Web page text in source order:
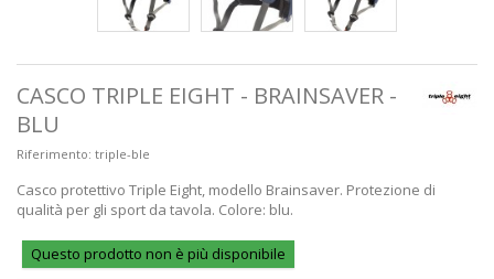
CASCO TRIPLE EIGHT - BRAINSAVER -
BLU
Riferimento: triple-ble
Casco protettivo Triple Eight, modello Brainsaver. Protezione di
qualità per gli sport da tavola. Colore: blu.
Questo prodotto non è più disponibile